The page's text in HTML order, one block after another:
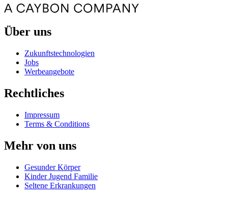
Über uns
Zukunftstechnologien
Jobs
Werbeangebote
Rechtliches
Impressum
Terms & Conditions
Mehr von uns
Gesunder Körper
Kinder Jugend Familie
Seltene Erkrankungen